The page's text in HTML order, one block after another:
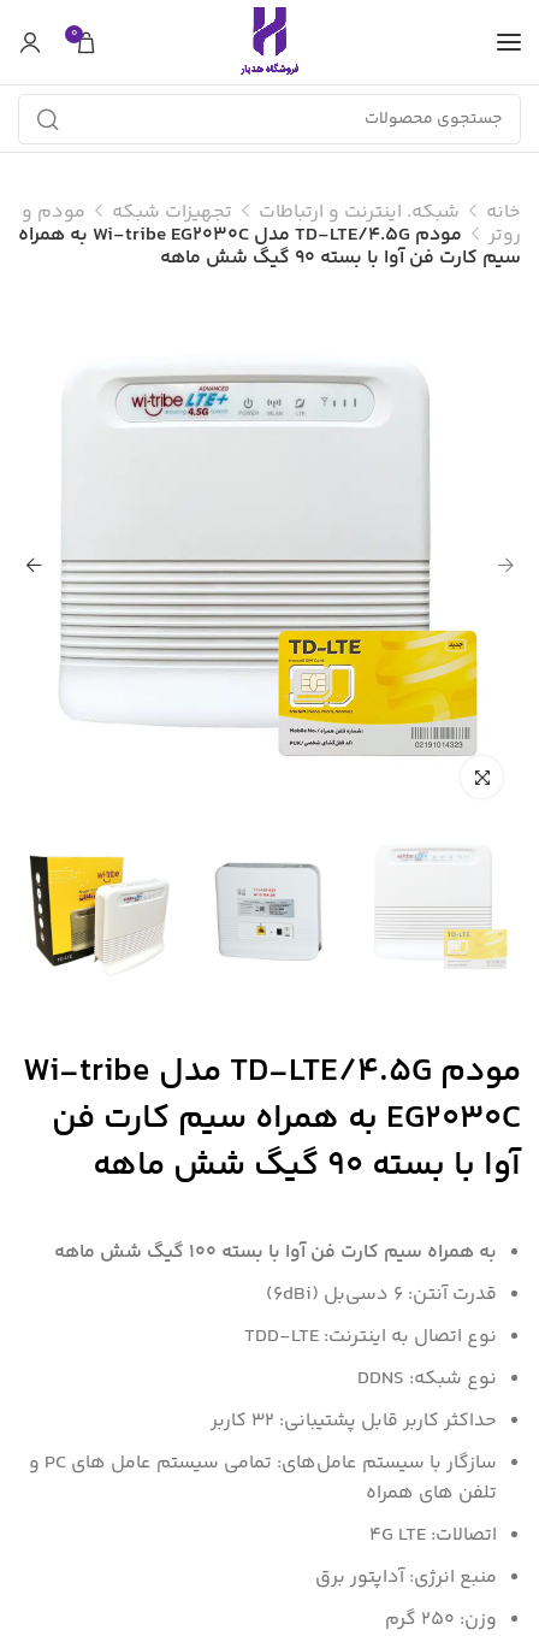
0
خانه شبکه. اینترنت و ارتباطات تجهیزات شبکه مودم و
روتر مودم TD-LTE/4.5G مدل Wi-tribe EG2030C به همراه
سیم کارت فن آوا با بسته 90 گیگ شش ماهه
مودم TD-LTE/4.5G مدل Wi-tribe
EG2030C به همراه سیم کارت فن
آوا با بسته 90 گیگ شش ماهه
به همراه سیم کارت فن آوا با بسته 100 گیگ شش ماهه
قدرت آنتن: ۶ دسی‌بل (۶dBi)
نوع اتصال به اینترنت: TDD-LTE
نوع شبکه: DDNS
حداکثر کاربر قابل پشتیبانی: ۳۲ کاربر
سازگار با سیستم‌ عامل‌های: تمامی سیستم عامل های PC و
تلفن های همراه
اتصالات: ۴G LTE
منبع انرژی: آداپتور برق
وزن: ۲۵۰ گرم